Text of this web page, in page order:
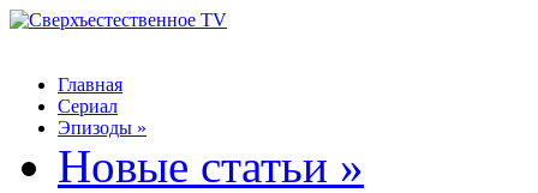
Главная
Сериал
Эпизоды »
Новые статьи »